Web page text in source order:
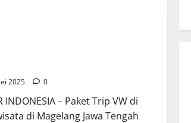
2025 0
– Paket Trip VW di
di Magelang Jawa Tengah